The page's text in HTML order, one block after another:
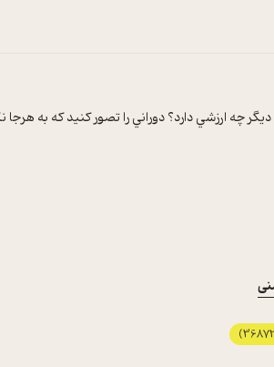
چه ارزشي دارد؟ دوراني را تصور کنيد که به